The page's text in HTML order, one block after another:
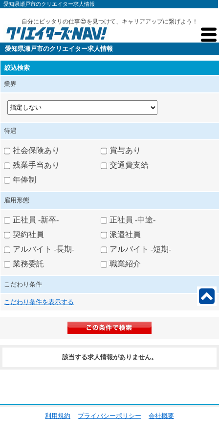
愛知県瀬戸市のクリエイター求人情報
自分にピッタリの仕事😍を見つけて、キャリアアップに繋げよう！
愛知県瀬戸市のクリエイター求人情報
絞込検索
業界
待遇
社会保険あり
賞与あり
残業手当あり
交通費支給
年俸制
雇用形態
正社員 -新卒-
正社員 -中途-
契約社員
派遣社員
アルバイト -長期-
アルバイト -短期-
業務委託
職業紹介
こだわり条件
こだわり条件を表示する
該当する求人情報がありません。
利用規約 プライバシーポリシー 会社概要